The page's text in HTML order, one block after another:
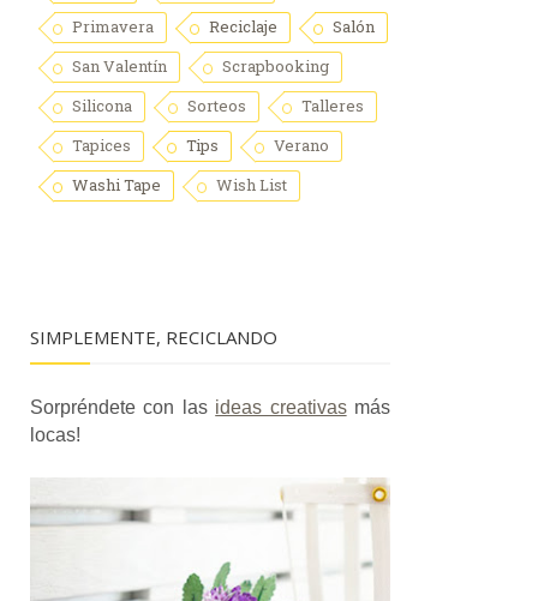
Primavera
Reciclaje
Salón
San Valentín
Scrapbooking
Silicona
Sorteos
Talleres
Tapices
Tips
Verano
Washi Tape
Wish List
SIMPLEMENTE, RECICLANDO
Sorpréndete con las ideas creativasmás
locas!